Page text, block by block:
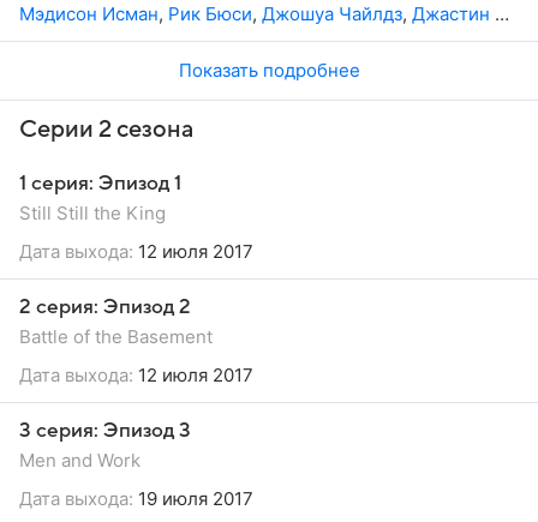
Мэдисон Исман, Рик Бюси, Джошуа Чайлдз, Джастин Дрей
Показать подробнее
Серии 2 сезона
1 серия: Эпизод 1
Still Still the King
Дата выхода: 12 июля 2017
2 серия: Эпизод 2
Battle of the Basement
Дата выхода: 12 июля 2017
3 серия: Эпизод 3
Men and Work
Дата выхода: 19 июля 2017